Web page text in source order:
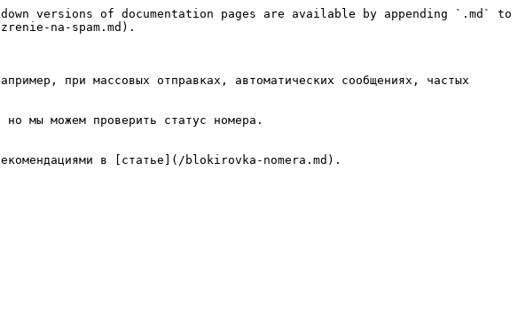
versions of documentation pages are available by appending `.md` to
na-spam.md).
при массовых отправках, автоматических сообщениях, частых
но мы можем проверить статус номера.
в [статье](/blokirovka-nomera.md).